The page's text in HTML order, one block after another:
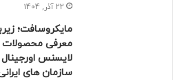
22 آذر, 1404
مایکروسافت؛
معرفی محصولات
لایسنس اورجینال
سازمان های